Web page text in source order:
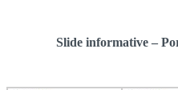
Slide informative –